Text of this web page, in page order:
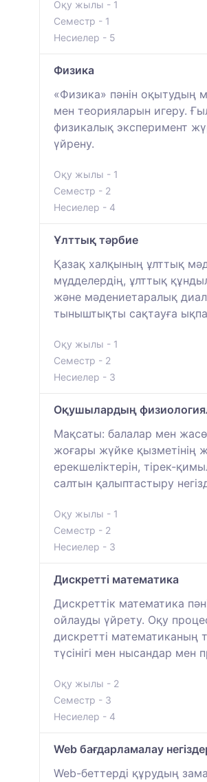
Оқу жылы - 1
Семестр - 1
Несиелер - 5
Физика
«Физика» пәнін оқытудың
мен теорияларын игеру.
физикалық эксперимент
үйрену.
Оқу жылы - 1
Семестр - 2
Несиелер - 4
Ұлттық тәрбие
Қазақ халқының ұлттық
мүдделердің, ұлттық
және мәдениетаралық
тыныштықты сақтауға
Оқу жылы - 1
Семестр - 2
Несиелер - 3
Оқушылардың
Мақсаты: балалар мен
жоғары жүйке қызметінің
ерекшеліктерін, тірек-
салтын қалыптастыру
Оқу жылы - 1
Семестр - 2
Несиелер - 3
Дискретті математика
Дискреттік математика
ойлауды үйрету. Оқу
дискретті математиканың
түсінігі мен нысандар мен
Оқу жылы - 2
Семестр - 3
Несиелер - 4
Web бағдарламалау
Web-беттерді құрудың